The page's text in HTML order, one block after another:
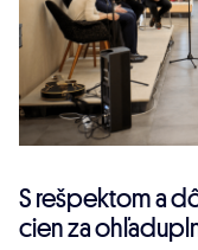
S rešpektom a
cien za